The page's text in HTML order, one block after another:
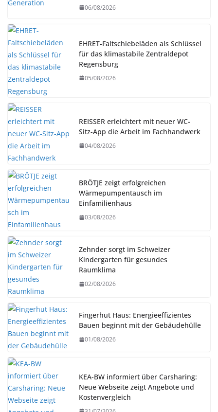
06/08/2026
EHRET-Faltschiebeläden als Schlüssel
für das klimastabile Zentraldepot
Regensburg
05/08/2026
REISSER erleichtert mit neuer WC-
Sitz-App die Arbeit im Fachhandwerk
04/08/2026
BRÖTJE zeigt erfolgreichen
Wärmepumpentausch im
Einfamilienhaus
03/08/2026
Zehnder sorgt im Schweizer
Kindergarten für gesundes
Raumklima
02/08/2026
Fingerhut Haus: Energieeffizientes
Bauen beginnt mit der Gebäudehülle
01/08/2026
KEA-BW informiert über Carsharing:
Neue Webseite zeigt Angebote und
Kostenvergleich